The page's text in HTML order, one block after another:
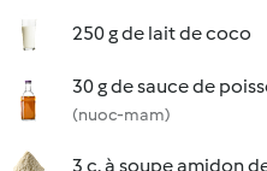
250 g de lait de coco
30 g de sauce de
(nuoc-mam)
3 c. à soupe amidon